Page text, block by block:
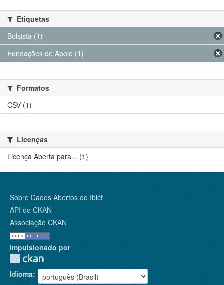
Etiquetas
Bolsista (1)
Fundações de Apoio (1)
Formatos
CSV (1)
Licenças
Licença Aberta para... (1)
Sobre Dados Abertos do Ibict
API do CKAN
Associação CKAN
Impulsionado por
Idioma